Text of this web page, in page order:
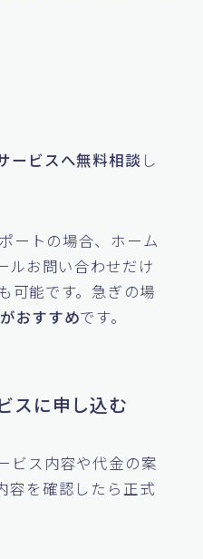
ービスへ無料相談 し
ートの場合、ホーム
ルお問い合わせだけ
可能です。急ぎの場
おすすめです。
スに申し込む
ビス内容や代金の案
容を確認したら正式